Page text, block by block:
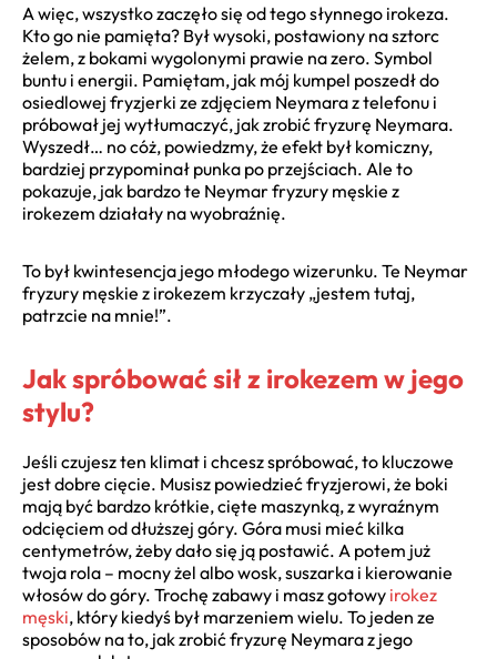
A więc, wszystko zaczęło się od tego słynnego irokeza.
Kto go nie pamięta? Był wysoki, postawiony na sztorc
żelem, z bokami wygolonymi prawie na zero. Symbol
buntu i energii. Pamiętam, jak mój kumpel poszedł do
osiedlowej fryzjerki ze zdjęciem Neymara z telefonu i
próbował jej wytłumaczyć, jak zrobić fryzurę Neymara.
Wyszedł… no cóż, powiedzmy, że efekt był komiczny,
bardziej przypominał punka po przejściach. Ale to
pokazuje, jak bardzo te Neymar fryzury męskie z
irokezem działały na wyobraźnię.
To był kwintesencja jego młodego wizerunku. Te Neymar
fryzury męskie z irokezem krzyczały „jestem tutaj,
patrzcie na mnie!”.
Jak spróbować sił z irokezem w jego
stylu?
Jeśli czujesz ten klimat i chcesz spróbować, to kluczowe
jest dobre cięcie. Musisz powiedzieć fryzjerowi, że boki
mają być bardzo krótkie, cięte maszynką, z wyraźnym
odcięciem od dłuższej góry. Góra musi mieć kilka
centymetrów, żeby dało się ją postawić. A potem już
twoja rola – mocny żel albo wosk, suszarka i kierowanie
włosów do góry. Trochę zabawy i masz gotowy irokez
męski, który kiedyś był marzeniem wielu. To jeden ze
sposobów na to, jak zrobić fryzurę Neymara z jego